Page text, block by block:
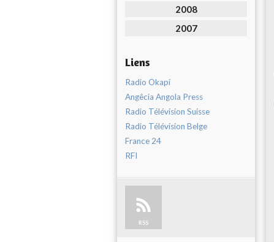
2008
2007
Liens
Radio Okapi
Angêcia Angola Press
Radio Télévision Suisse
Radio Télévision Belge
France 24
RFI
RSS